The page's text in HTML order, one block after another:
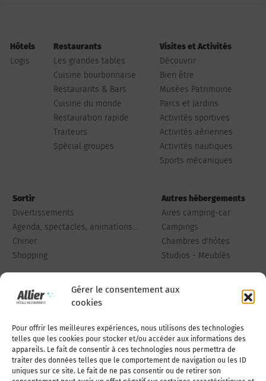
Gérer le consentement aux
cookies
Pour offrir les meilleures expériences, nous utilisons des technologies
telles que les cookies pour stocker et/ou accéder aux informations des
appareils. Le fait de consentir à ces technologies nous permettra de
traiter des données telles que le comportement de navigation ou les ID
uniques sur ce site. Le fait de ne pas consentir ou de retirer son
Hôtels
Logis
Restaurants
Les grandes tables
Cuisine bourbonnaise
Restaurants & Bars
Cuisine du monde
Restauration rapide
Traiteurs
Spécial groupes
Visites et Activités
Découvrir
Bien être
Musées Patrimoine
Parcs et Jardins
Activités sportives
Activités aériennes
Activités nautiques
Sports mécaniques
Sortir
Divertissements
Agenda, spectacles, animations...
Chiner
Shopping
Autres hébergements
Aires camping-car
Campings
Chambres d'hôtes
Studios - Meublés
Qui sommes-nous Publiez votre annonce
Adhérer à l’association Nous contacter